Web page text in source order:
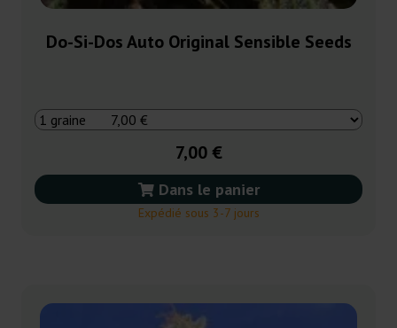
Do-Si-Dos Auto Original Sensible Seeds
7,00 €
Dans le panier
Expédié sous 3-7 jours